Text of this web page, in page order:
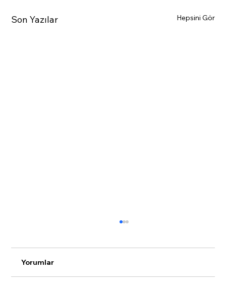
Son Yazılar Hepsini Gör
Yorumlar